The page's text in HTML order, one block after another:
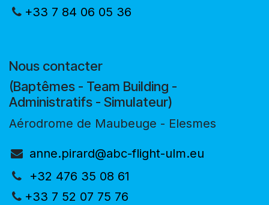
+33 7 84 06 05 36
Nous contacter
(Baptêmes - Team Building -
Administratifs - Simulateur)
Aérodrome de Maubeuge - Elesmes
anne.pirard@abc-flight-ulm.eu
+32 476 35 08 61
+33 7 52 07 75 76